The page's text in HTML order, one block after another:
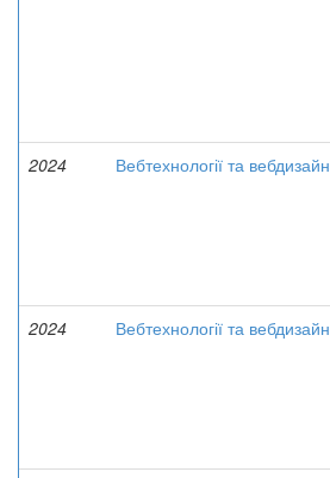
2024
Вебтехнології та вебдизайн
2024
Вебтехнології та вебдизайн